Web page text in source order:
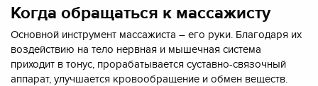
Когда обращаться к массажисту
Основной инструмент массажиста – его руки. Благодаря их
воздействию на тело нервная и мышечная система
приходит в тонус, прорабатывается суставно-связочный
аппарат, улучшается кровообращение и обмен веществ.